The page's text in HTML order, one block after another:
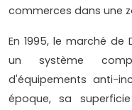
commerces dans une
En 1995, le marché
un système
d'équipements anti-
époque, sa